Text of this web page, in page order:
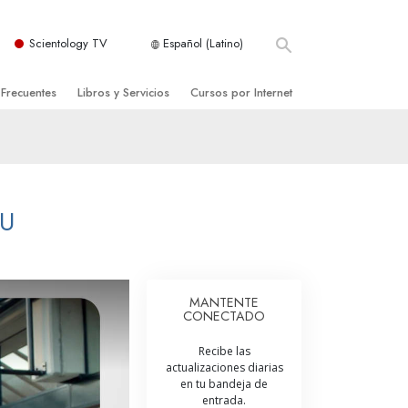
Scientology TV Español (Latino)
de Scientology
Libros y Servicios
Introductorias
Iniciales
Cursos por Internet
Ayudas para Enfermedades y Lesiones
La Integridad y la Honestidad
El Matrimonio
La Escala Tonal Emocional
MANTENTE
CONECTADO
Recibe las
actualizaciones diarias
en tu bandeja de
entrada.